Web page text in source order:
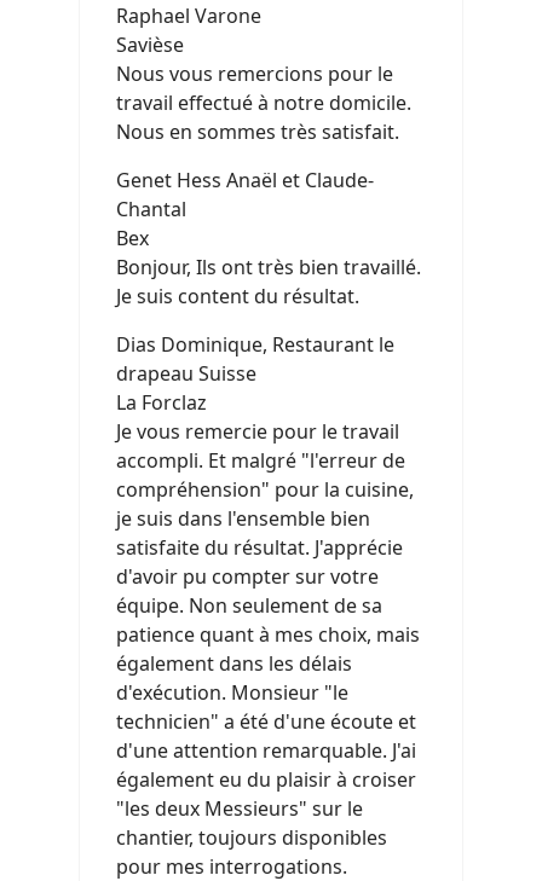
Raphael Varone
Savièse
Nous vous remercions pour le
travail effectué à notre domicile.
Nous en sommes très satisfait.
Genet Hess Anaël et Claude-
Chantal
Bex
Bonjour, Ils ont très bien travaillé.
Je suis content du résultat.
Dias Dominique, Restaurant le
drapeau Suisse
La Forclaz
Je vous remercie pour le travail
accompli. Et malgré "l'erreur de
compréhension" pour la cuisine,
je suis dans l'ensemble bien
satisfaite du résultat. J'apprécie
d'avoir pu compter sur votre
équipe. Non seulement de sa
patience quant à mes choix, mais
également dans les délais
d'exécution. Monsieur "le
technicien" a été d'une écoute et
d'une attention remarquable. J'ai
également eu du plaisir à croiser
"les deux Messieurs" sur le
chantier, toujours disponibles
pour mes interrogations.